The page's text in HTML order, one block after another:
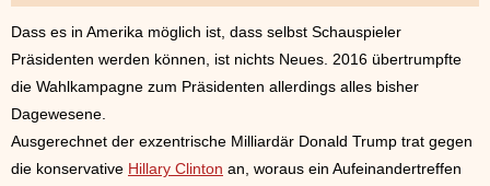
Dass es in Amerika möglich ist, dass selbst Schauspieler
Präsidenten werden können, ist nichts Neues. 2016 übertrumpfte
die Wahlkampagne zum Präsidenten allerdings alles bisher
Dagewesene.
Ausgerechnet der exzentrische Milliardär Donald Trump trat gegen
die konservative Hillary Clinton an, woraus ein Aufeinandertreffen